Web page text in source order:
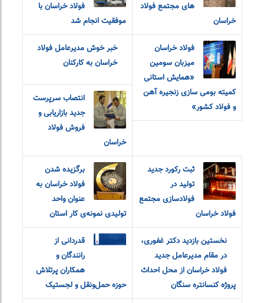
های مجتمع فولاد
خراسان
فولاد خراسان با
موفقیت انجام شد
فولاد خراسان
میزبان سومین
«همایش استانی
کمیته بومی سازی زنجیره آهن
و فولاد کشور»
خبر خوش مدیرعامل فولاد
خراسان به کارکنان
انتصاب سرپرست
جدید بازاریابی و
فروش فولاد
خراسان
ثبت رکورد جدید
تولید در
فولادسازی مجتمع
فولاد خراسان
برگزیده شدن
فولاد خراسان به
عنوان واحد
تولیدی نمونه‌ی کار استان
نخستین بازدید دکتر غفوری،
در مقام مدیرعامل جدید
فولاد خراسان از محل احداث
پروژه کنسانتره سنگان
قدردانی از
رانندگان و
همکاران پرتلاش
حوزه حمل‌ونقل و لجستیک